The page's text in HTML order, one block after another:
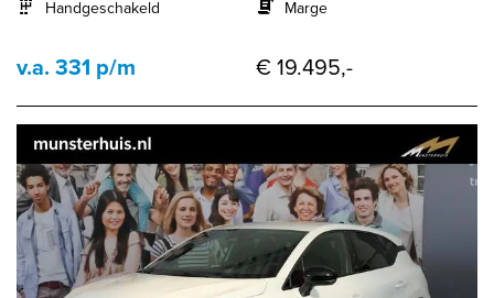
Handgeschakeld
Marge
v.a. 331 p/m € 19.495,-